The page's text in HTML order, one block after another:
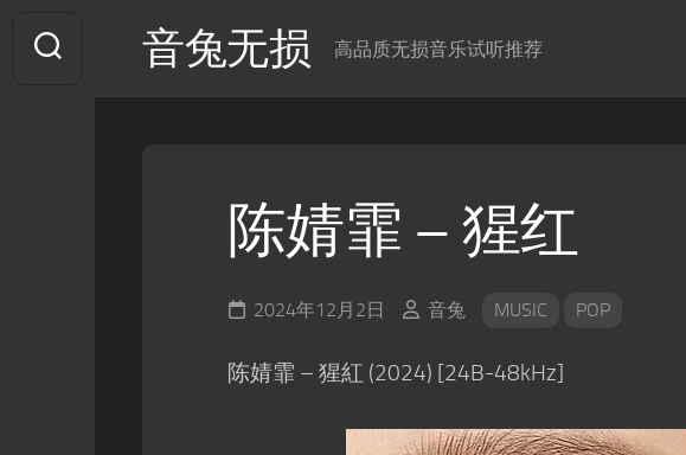
content
音兔无损 高品质无损音乐试听推荐
陈婧霏 – 猩红
2024年12月2日 音兔 MUSIC POP
陈婧霏 – 猩紅 (2024) [24B-48kHz]